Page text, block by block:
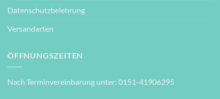
Datenschutzbelehrung
Versandarten
ÖFFNUNGSZEITEN
Nach Terminvereinbarung unter: 0151-41906295